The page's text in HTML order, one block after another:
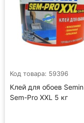
Код товара: 59396
Клей для обоев Semin
Sem-Pro XXL 5 кг